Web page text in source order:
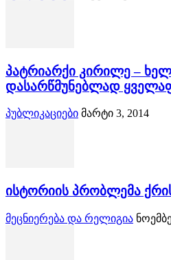
პატრიარქი კირილე –
დასარწმუნებლად
პუბლიკაციები მარტი 3, 2014
ისტორიის პრობლემა
მეცნიერება და რელიგია